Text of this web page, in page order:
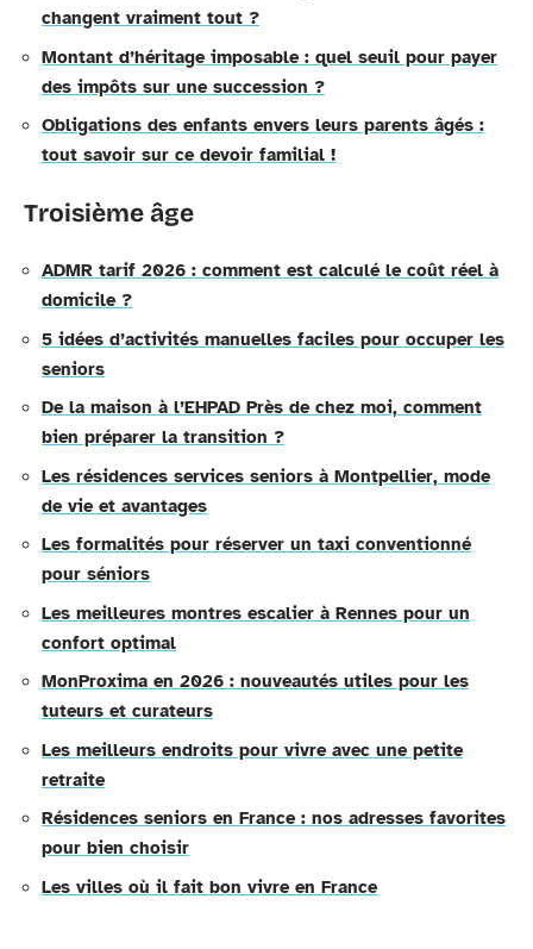
changent vraiment tout ?
Montant d’héritage imposable : quel seuil pour payer
des impôts sur une succession ?
Obligations des enfants envers leurs parents âgés :
tout savoir sur ce devoir familial !
Troisième âge
ADMR tarif 2026 : comment est calculé le coût réel à
domicile ?
5 idées d’activités manuelles faciles pour occuper les
seniors
De la maison à l’EHPAD Près de chez moi, comment
bien préparer la transition ?
Les résidences services seniors à Montpellier, mode
de vie et avantages
Les formalités pour réserver un taxi conventionné
pour séniors
Les meilleures montres escalier à Rennes pour un
confort optimal
MonProxima en 2026 : nouveautés utiles pour les
tuteurs et curateurs
Les meilleurs endroits pour vivre avec une petite
retraite
Résidences seniors en France : nos adresses favorites
pour bien choisir
Les villes où il fait bon vivre en France